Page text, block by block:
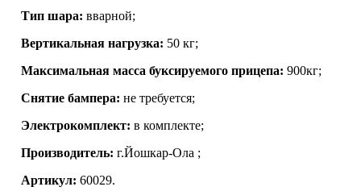
Тип шара: вварной;
Вертикальная нагрузка: 50 кг;
Максимальная масса буксируемого прицепа: 900кг;
Снятие бампера: не требуется;
Электрокомплект: в комплекте;
Производитель: г.Йошкар-Ола ;
Артикул: 60029.